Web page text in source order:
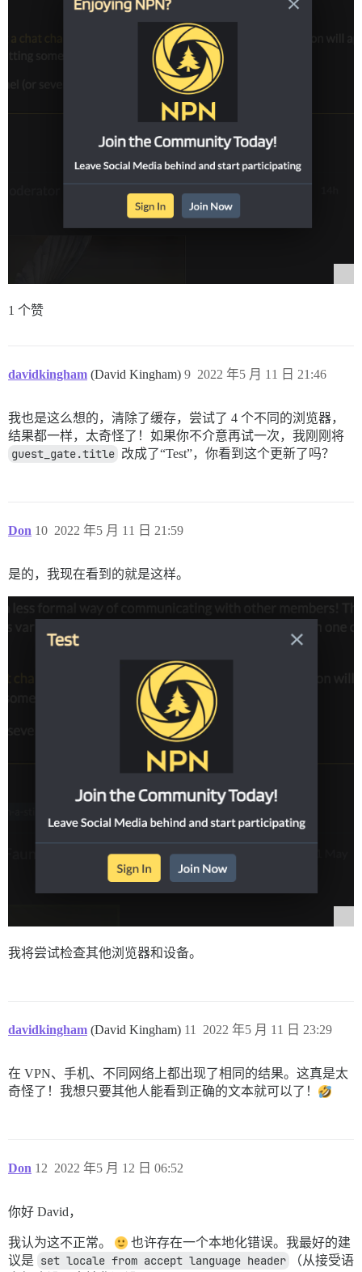
1 个赞
davidkingham (David Kingham) 2022 年5 月 11 日 21:46
9
我也是这么想的，清除了缓存，尝试了 4 个不同的浏览器，
结果都一样，太奇怪了！如果你不介意再试一次，我刚刚将
guest_gate.title 改成了“Test”，你看到这个更新了吗？
Don 2022 年5 月 11 日 21:59
10
是的，我现在看到的就是这样。
我将尝试检查其他浏览器和设备。
davidkingham (David Kingham) 2022 年5 月 11 日 23:29
11
在 VPN、手机、不同网络上都出现了相同的结果。这真是太
奇怪了！我想只要其他人能看到正确的文本就可以了！
Don 2022 年5 月 12 日 06:52
12
你好 David，
我认为这不正常。
也许存在一个本地化错误。我最好的建
议是 set locale from accept language header
（从接受语